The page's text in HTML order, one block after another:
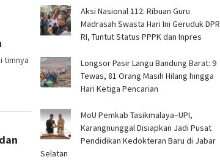
timnya
Aksi Nasional 112: Ribuan Guru
Madrasah Swasta Hari Ini Geruduk DPR
RI, Tuntut Status PPPK dan Inpres
Longsor Pasir Langu Bandung Barat: 9
Tewas, 81 Orang Masih Hilang hingga
Hari Ketiga Pencarian
MoU Pemkab Tasikmalaya–UPI,
Karangnunggal Disiapkan Jadi Pusat
Pendidikan Kedokteran Baru di Jabar
Selatan